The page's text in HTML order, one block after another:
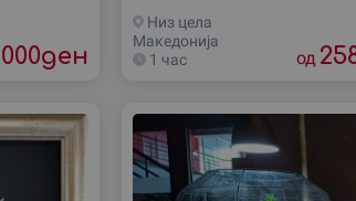
ден
е доживување кое остава без
Низ цела
Македониjа
1 час
од